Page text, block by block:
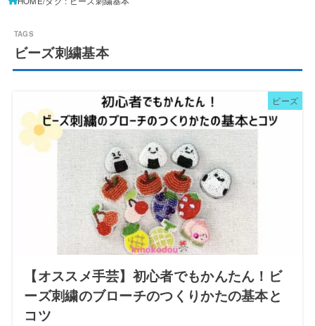
ビーズ刺繍基本
ビーズ
【オススメ手芸】初心者でもかんたん！ビ
ーズ刺繍のブローチのつくりかたの基本と
コツ